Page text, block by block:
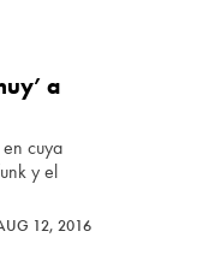
a
cuya
y el
12, 2016